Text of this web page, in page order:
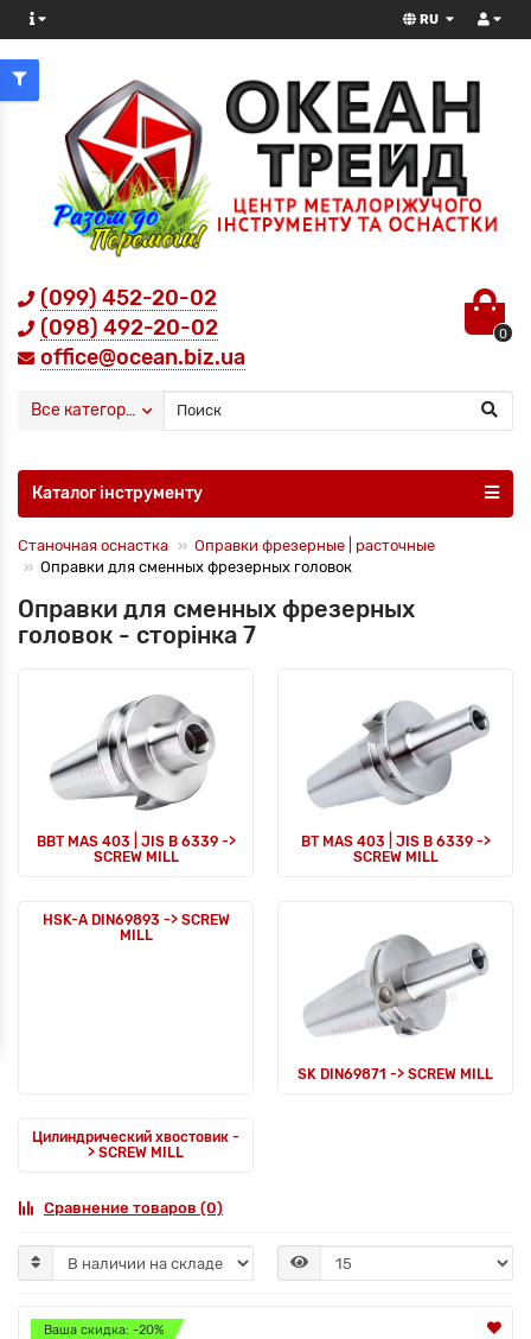
RU
(099) 452-20-02
(098) 492-20-02
office@ocean.biz.ua
0
Все категории
Каталог інструменту
Станочная оснастка
Оправки фрезерные | расточные
Оправки для сменных фрезерных головок
Оправки для сменных фрезерных
головок - сторінка 7
BBT MAS 403 | JIS B 6339 ->
SCREW MILL
BT MAS 403 | JIS B 6339 ->
SCREW MILL
HSK-A DIN69893 -> SCREW
MILL
SK DIN69871 -> SCREW MILL
Цилиндрический хвостовик -
> SCREW MILL
Сравнение товаров (0)
Ваша скидка: -20%